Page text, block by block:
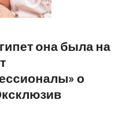
она была на
о